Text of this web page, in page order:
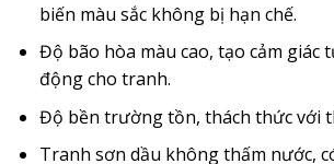
biến màu sắc không bị hạn chế.
Độ bão hòa màu cao, tạo cảm giác
động cho tranh.
Độ bền trường tồn, thách thức với
Tranh sơn dầu không thấm nước,